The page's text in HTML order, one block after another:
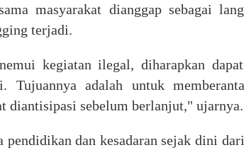
masyarakat dianggap sebagai
terjadi.
kegiatan ilegal, diharapkan
Tujuannya adalah untuk
diantisipasi sebelum berlanjut," ujarnya.
pendidikan dan kesadaran sejak dini